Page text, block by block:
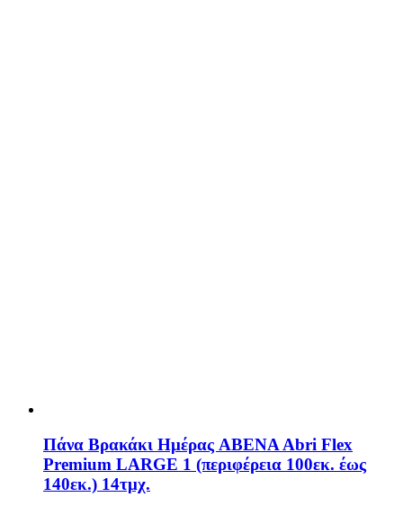
Πάνα Βρακάκι Ημέρας ABENA Abri Flex
Premium LARGE 1 (περιφέρεια 100εκ. έως
140εκ.) 14τμχ.